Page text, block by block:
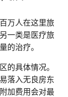
万人在这里旅
一类是医疗旅
的治疗。
的具体情况。
落入无良房东
加费用会对最